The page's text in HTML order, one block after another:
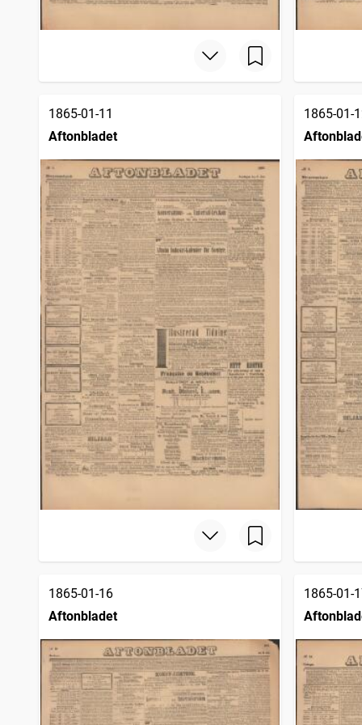
1865-01-11
Aftonbladet
1865-01-
1865-01-16
Aftonbladet
1865-01-